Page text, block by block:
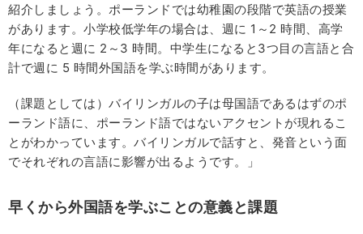
紹介しましょう。ポーランドでは幼稚園の段階で英語の授業
があります。小学校低学年の場合は、週に 1～2 時間、高学
年になると週に 2～3 時間。中学生になると3つ目の言語と合
計で週に 5 時間外国語を学ぶ時間があります。
（課題としては）バイリンガルの子は母国語であるはずのポ
ーランド語に、ポーランド語ではないアクセントが現れるこ
とがわかっています。バイリンガルで話すと、発音という面
でそれぞれの言語に影響が出るようです。」
早くから外国語を学ぶことの意義と課題